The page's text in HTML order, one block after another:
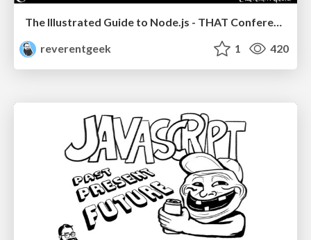
The Illustrated Guide to Node.js - THAT Conference 2024
reverentgeek
1 420